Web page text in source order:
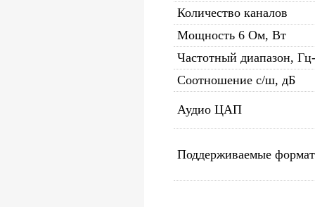
Количество каналов
Мощность 6 Ом, Вт
Частотный диапазон,
Соотношение с/ш, дБ
Аудио ЦАП
Поддерживаемые